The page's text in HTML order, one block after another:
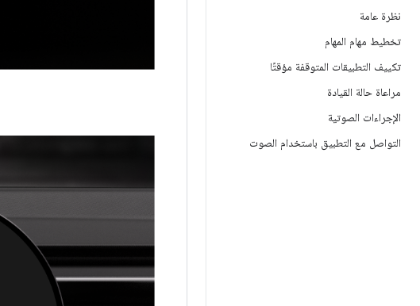
نظرة عامة
تخطيط مهام المهام
تكييف التطبيقات المتوقفة مؤقتًا
مراعاة حالة القيادة
الإجراءات الصوتية
التواصل مع التطبيق باستخدام الصوت